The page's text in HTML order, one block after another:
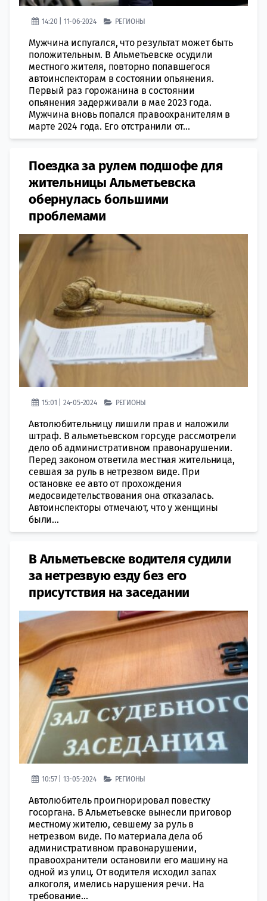
14:20 | 11-06-2024 РЕГИОНЫ
Мужчина испугался, что результат может быть
положительным. В Альметьевске осудили
местного жителя, повторно попавшегося
автоинспекторам в состоянии опьянения.
Первый раз горожанина в состоянии
опьянения задерживали в мае 2023 года.
Мужчина вновь попался правоохранителям в
марте 2024 года. Его отстранили от...
Поездка за рулем подшофе для
жительницы Альметьевска
обернулась большими
проблемами
15:01 | 24-05-2024 РЕГИОНЫ
Автолюбительницу лишили прав и наложили
штраф. В альметьевском горсуде рассмотрели
дело об административном правонарушении.
Перед законом ответила местная жительница,
севшая за руль в нетрезвом виде. При
остановке ее авто от прохождения
медосвидетельствования она отказалась.
Автоинспекторы отмечают, что у женщины
были...
В Альметьевске водителя судили
за нетрезвую езду без его
присутствия на заседании
10:57 | 13-05-2024 РЕГИОНЫ
Автолюбитель проигнорировал повестку
госоргана. В Альметьевске вынесли приговор
местному жителю, севшему за руль в
нетрезвом виде. По материала дела об
административном правонарушении,
правоохранители остановили его машину на
одной из улиц. От водителя исходил запах
алкоголя, имелись нарушения речи. На
требование...